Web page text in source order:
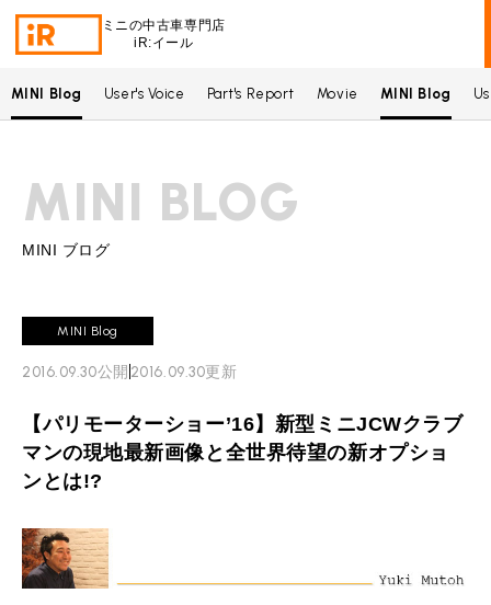
ミニの中古車専門店
iR:イール
BMW MINI BMWミニ 在庫検索
ROVER MINI ローバーミニ 在庫検索
TRADE 買取
TOP
iRの買取が他社よりも高い理由
必要書類
買取Q&A
iRで愛車を売却されたお客様の声
BMWミニ買取査定依頼
MAINTENANCE
TOP
BMWミニ メンテナンス
ローバーミニ メンテナンス
BLOG & MEDIA ブログ＆メディア
TOP
MINI Blog
User's Voice
Part's Report
MINI KNOWLEDGE ミニナレッジ
BMWミニナレッジ
会社概要
RECRUIT
MINI Blog User's Voice Part's Report Movie MINI Blog
MINI BLOG
MINI ブログ
MINI Blog
2016.09.30公開 2016.09.30更新
【パリモーターショー’16】新型ミニJCWクラブ
マンの現地最新画像と全世界待望の新オプショ
ンとは!?